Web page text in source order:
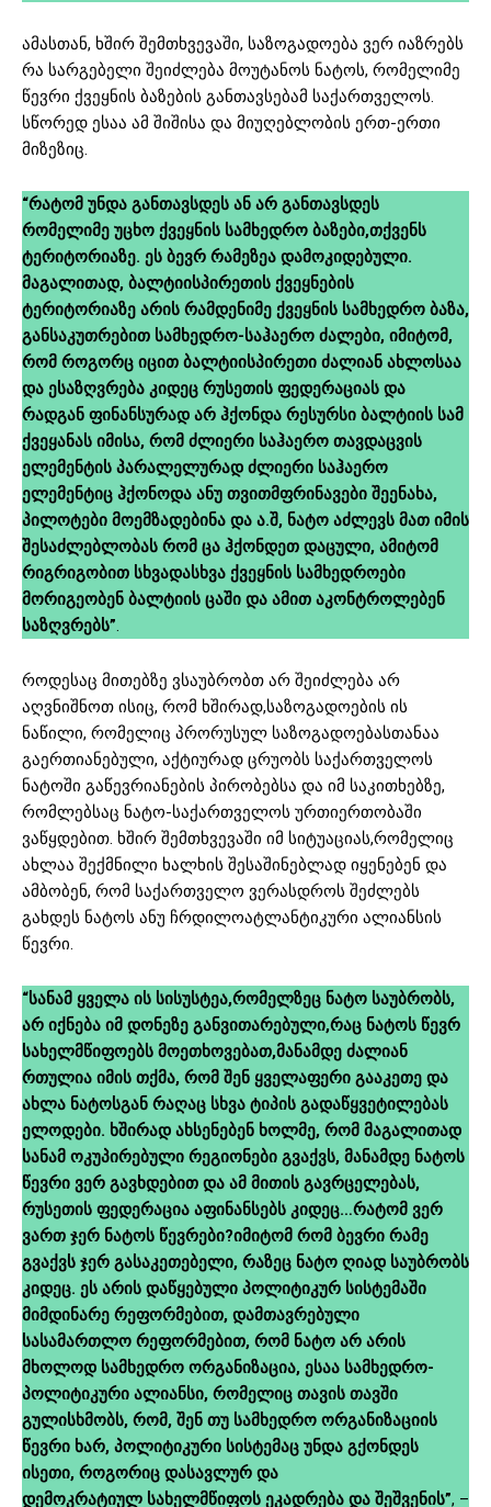
ამასთან, ხშირ შემთხვევაში, საზოგადოება ვერ იაზრებს
რა სარგებელი შეიძლება მოუტანოს ნატოს, რომელიმე
წევრი ქვეყნის ბაზების განთავსებამ საქართველოს.
სწორედ ესაა ამ შიშისა და მიუღებლობის ერთ-ერთი
მიზეზიც.
“რატომ უნდა განთავსდეს ან არ განთავსდეს
რომელიმე უცხო ქვეყნის სამხედრო ბაზები,თქვენს
ტერიტორიაზე. ეს ბევრ რამეზეა დამოკიდებული.
მაგალითად, ბალტიისპირეთის ქვეყნების
ტერიტორიაზე არის რამდენიმე ქვეყნის სამხედრო ბაზა,
განსაკუთრებით სამხედრო-საჰაერო ძალები, იმიტომ,
რომ როგორც იცით ბალტიისპირეთი ძალიან ახლოსაა
და ესაზღვრება კიდეც რუსეთის ფედერაციას და
რადგან ფინანსურად არ ჰქონდა რესურსი ბალტიის სამ
ქვეყანას იმისა, რომ ძლიერი საჰაერო თავდაცვის
ელემენტის პარალელურად ძლიერი საჰაერო
ელემენტიც ჰქონოდა ანუ თვითმფრინავები შეენახა,
პილოტები მოემზადებინა და ა.შ, ნატო აძლევს მათ იმის
შესაძლებლობას რომ ცა ჰქონდეთ დაცული, ამიტომ
რიგრიგობით სხვადასხვა ქვეყნის სამხედროები
მორიგეობენ ბალტიის ცაში და ამით აკონტროლებენ
საზღვრებს”.
როდესაც მითებზე ვსაუბრობთ არ შეიძლება არ
აღვნიშნოთ ისიც, რომ ხშირად,საზოგადოების ის
ნაწილი, რომელიც პრორუსულ საზოგადოებასთანაა
გაერთიანებული, აქტიურად ცრუობს საქართველოს
ნატოში გაწევრიანების პირობებსა და იმ საკითხებზე,
რომლებსაც ნატო-საქართველოს ურთიერთობაში
ვაწყდებით. ხშირ შემთხვევაში იმ სიტუაციას,რომელიც
ახლაა შექმნილი ხალხის შესაშინებლად იყენებენ და
ამბობენ, რომ საქართველო ვერასდროს შეძლებს
გახდეს ნატოს ანუ ჩრდილოატლანტიკური ალიანსის
წევრი.
“სანამ ყველა ის სისუსტეა,რომელზეც ნატო საუბრობს,
არ იქნება იმ დონეზე განვითარებული,რაც ნატოს წევრ
სახელმწიფოებს მოეთხოვებათ,მანამდე ძალიან
რთულია იმის თქმა, რომ შენ ყველაფერი გააკეთე და
ახლა ნატოსგან რაღაც სხვა ტიპის გადაწყვეტილებას
ელოდები. ხშირად ახსენებენ ხოლმე, რომ მაგალითად
სანამ ოკუპირებული რეგიონები გვაქვს, მანამდე ნატოს
წევრი ვერ გავხდებით და ამ მითის გავრცელებას,
რუსეთის ფედერაცია აფინანსებს კიდეც…რატომ ვერ
ვართ ჯერ ნატოს წევრები?იმიტომ რომ ბევრი რამე
გვაქვს ჯერ გასაკეთებელი, რაზეც ნატო ღიად საუბრობს
კიდეც. ეს არის დაწყებული პოლიტიკურ სისტემაში
მიმდინარე რეფორმებით, დამთავრებული
სასამართლო რეფორმებით, რომ ნატო არ არის
მხოლოდ სამხედრო ორგანიზაცია, ესაა სამხედრო-
პოლიტიკური ალიანსი, რომელიც თავის თავში
გულისხმობს, რომ, შენ თუ სამხედრო ორგანიზაციის
წევრი ხარ, პოლიტიკური სისტემაც უნდა გქონდეს
ისეთი, როგორიც დასავლურ და
დემოკრატიულ სახელმწიფოს ეკადრება და შეშვენის”, –